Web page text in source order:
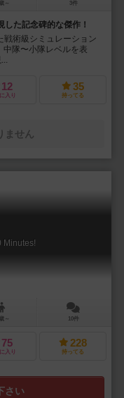
～ 3件
た記念碑的な傑作！
戦術級シミュレーション
隊〜小隊レベルを表
12
入り
35
持ってる
ません
Minutes!
～ 10件
75
入り
228
持ってる
さい